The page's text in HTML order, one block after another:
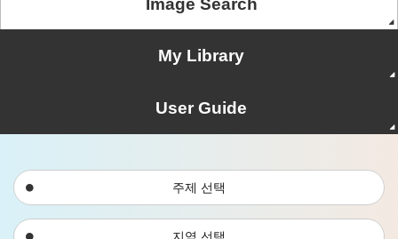
My Library
User Guide
주제 선택